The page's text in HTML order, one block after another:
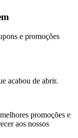
e promoções
acabou de abrir.
promoções e
aos nossos